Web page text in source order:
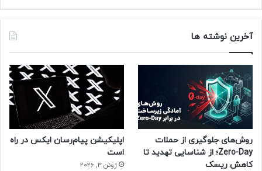
آخرین نوشته ها
روش‌های جلوگیری از حملات
Zero-Day؛ از شناسایی تهدید تا
کاهش ریسک
اپلیکیشن پیام‌رسان ایکس در راه
است
ژوئن 3, 2026